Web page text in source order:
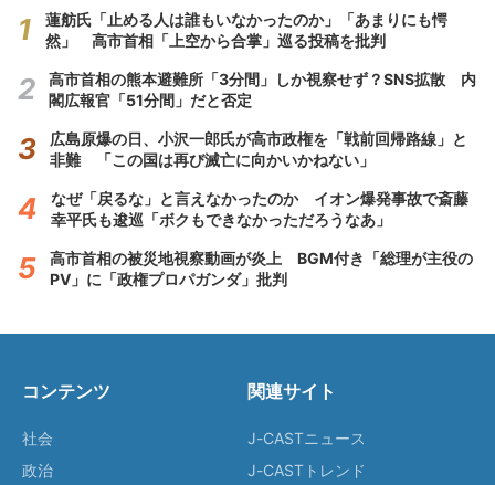
蓮舫氏「止める人は誰もいなかったのか」「あまりにも愕
然」 高市首相「上空から合掌」巡る投稿を批判
高市首相の熊本避難所「3分間」しか視察せず？SNS拡散 内
閣広報官「51分間」だと否定
広島原爆の日、小沢一郎氏が高市政権を「戦前回帰路線」と
非難 「この国は再び滅亡に向かいかねない」
なぜ「戻るな」と言えなかったのか イオン爆発事故で斎藤
幸平氏も逡巡「ボクもできなかっただろうなあ」
高市首相の被災地視察動画が炎上 BGM付き「総理が主役の
PV」に「政権プロパガンダ」批判
コンテンツ
社会
政治
関連サイト
J-CASTニュース
J-CASTトレンド